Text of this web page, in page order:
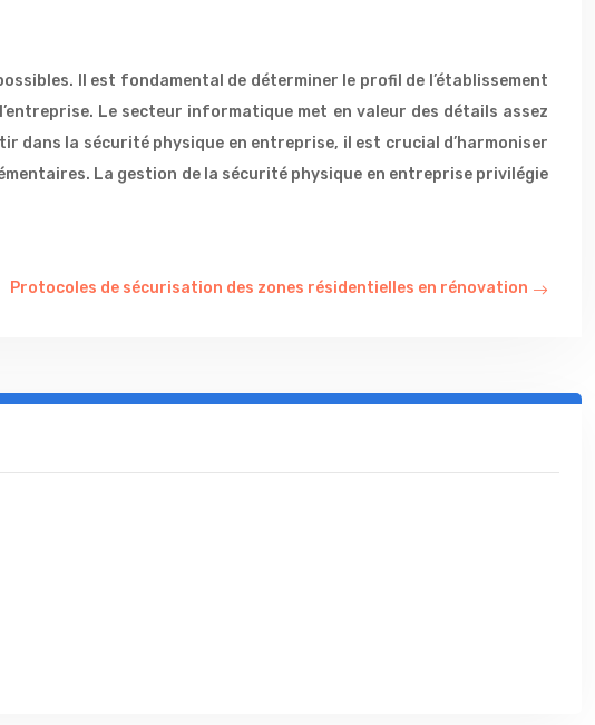
Il est fondamental de déterminer le profil de l’établissement
Le secteur informatique met en valeur des détails assez
dans la sécurité physique en entreprise, il est crucial d’harmoniser
La gestion de la sécurité physique en entreprise privilégie
Protocoles de sécurisation des zones résidentielles en rénovation